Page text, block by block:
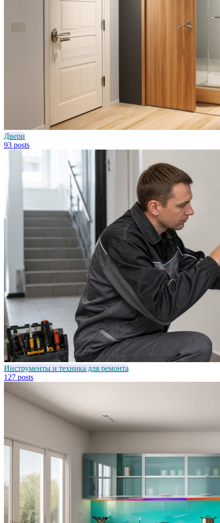
Двери
93 posts
Инструменты и техника для ремонта
127 posts